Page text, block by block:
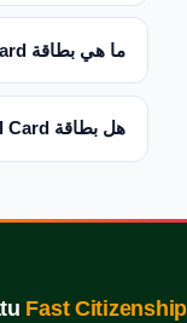
ما هي بطاقة SG Arrival Card؟
هل بطاقة SG Arrival Card تُعد تأشيرة؟
Fast Citizenship